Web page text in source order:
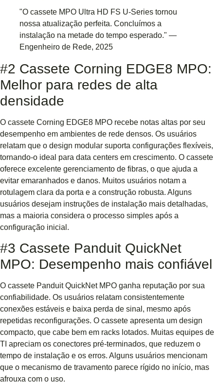
"O cassete MPO Ultra HD FS U-Series tornou
nossa atualização perfeita. Concluímos a
instalação na metade do tempo esperado." —
Engenheiro de Rede, 2025
#2 Cassete Corning EDGE8 MPO:
Melhor para redes de alta
densidade
O cassete Corning EDGE8 MPO recebe notas altas por seu
desempenho em ambientes de rede densos. Os usuários
relatam que o design modular suporta configurações flexíveis,
tornando-o ideal para data centers em crescimento. O cassete
oferece excelente gerenciamento de fibras, o que ajuda a
evitar emaranhados e danos. Muitos usuários notam a
rotulagem clara da porta e a construção robusta. Alguns
usuários desejam instruções de instalação mais detalhadas,
mas a maioria considera o processo simples após a
configuração inicial.
#3 Cassete Panduit QuickNet
MPO: Desempenho mais confiável
O cassete Panduit QuickNet MPO ganha reputação por sua
confiabilidade. Os usuários relatam consistentemente
conexões estáveis ​​e baixa perda de sinal, mesmo após
repetidas reconfigurações. O cassete apresenta um design
compacto, que cabe bem em racks lotados. Muitas equipes de
TI apreciam os conectores pré-terminados, que reduzem o
tempo de instalação e os erros. Alguns usuários mencionam
que o mecanismo de travamento parece rígido no início, mas
afrouxa com o uso.